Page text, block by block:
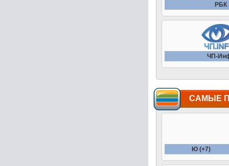
РБК
ЧП-
САМЫЕ
Ю (+7)